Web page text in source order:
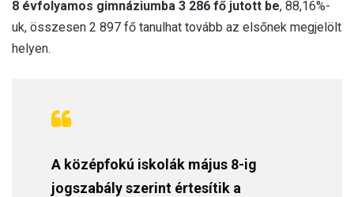
8 évfolyamos gimnáziumba 3 286 fő jutott be, 88,16%-
uk, összesen 2 897 fő tanulhat tovább az elsőnek megjelölt
helyen.
A középfokú iskolák május 8-ig
jogszabály szerint értesítik a